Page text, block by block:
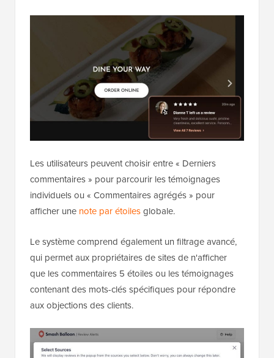
Les utilisateurs peuvent choisir entre « Derniers
commentaires » pour parcourir les témoignages
individuels ou « Commentaires agrégés » pour
afficher une note par étoilesglobale.
Le système comprend également un filtrage avancé,
qui permet aux propriétaires de sites de n'afficher
que les commentaires 5 étoiles ou les témoignages
contenant des mots-clés spécifiques pour répondre
aux objections des clients.